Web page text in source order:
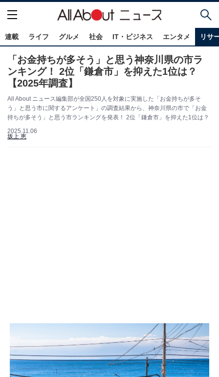
連載 ライフ グルメ 社会 IT・ビジネス エンタメ リサ
「お金持ちが多そう」と思う神奈川県の市ラ
ンキング！ 2位「鎌倉市」を抑えた1位は？
【2025年調査】
All About ニュース編集部が全国250人を対象に実施した「お金持ちが多そ
う」と思う市に関するアンケート」の調査結果から、神奈川県の市で「お金
持ちが多そう」と思う市ランキングを発表！ 2位「鎌倉市」を抑えた1位は？
2025.11.06
坂上 恵